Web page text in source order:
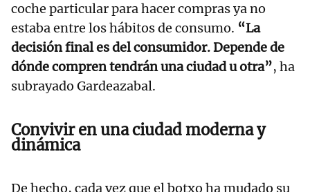
coche particular para hacer compras ya no
estaba entre los hábitos de consumo. “La
decisión final es del consumidor. Depende de
dónde compren tendrán una ciudad u otra”, ha
subrayado Gardeazabal.
Convivir en una ciudad moderna y
dinámica
De hecho, cada vez que el botxo ha mudado su